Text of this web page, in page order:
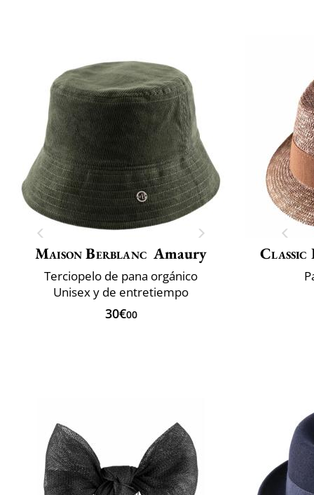
Maison Berblanc Amaury
Terciopelo de pana orgánico
Unisex y de entretiempo
30€00